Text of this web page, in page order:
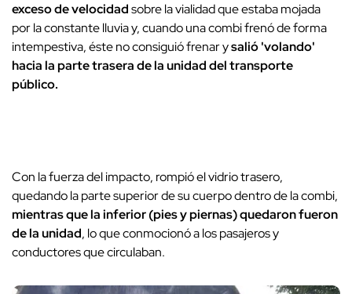
exceso de velocidadsobre la vialidad que estaba mojada
por la constante lluvia y, cuando una combi frenó de forma
intempestiva, éste no consiguió frenar ysalió 'volando'
hacia la parte trasera de la unidad del transporte
público.
Con la fuerza del impacto, rompió el vidrio trasero,
quedando la parte superior de su cuerpo dentro de la combi,
mientras que la inferior (pies y piernas) quedaron fueron
de la unidad, lo que conmocionó a los pasajeros y
conductores que circulaban.